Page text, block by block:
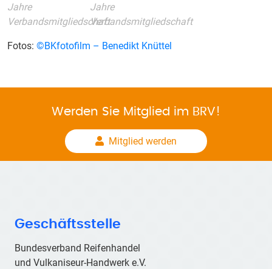
Jahre
Verbandsmitgliedschaft
Jahre
Verbandsmitgliedschaft
Fotos: ©BKfotofilm – Benedikt Knüttel
Werden Sie Mitglied im BRV!
Mitglied werden
Geschäftsstelle
Bundesverband Reifenhandel
und Vulkaniseur-Handwerk e.V.